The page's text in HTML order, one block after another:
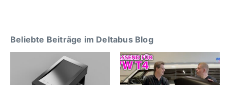
Beliebte Beiträge im Deltabus Blog